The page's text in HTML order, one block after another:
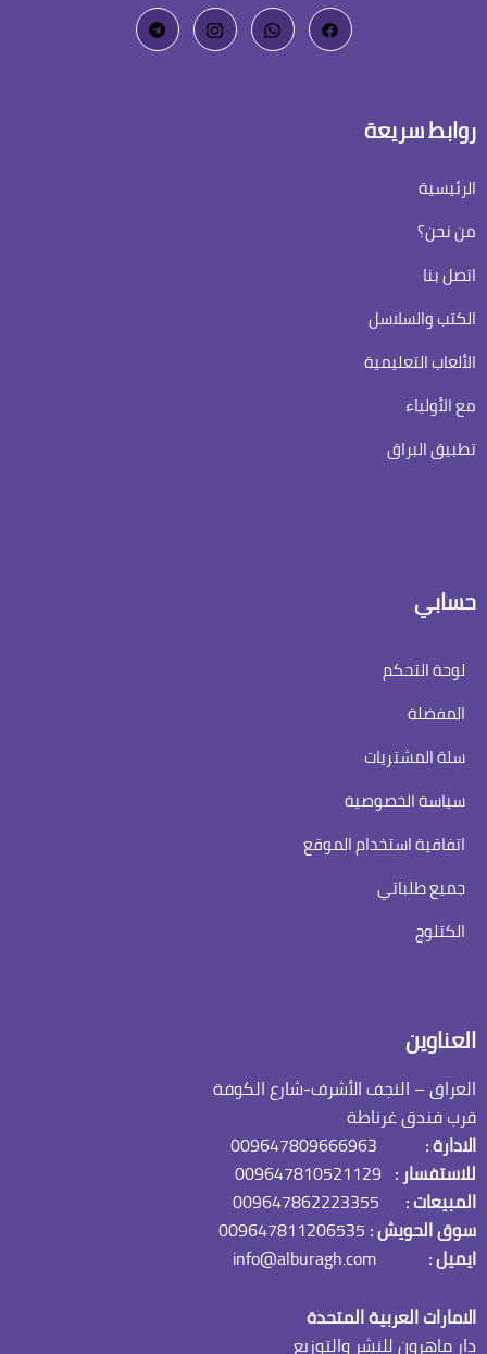
روابط سريعة
الرئيسية
من نحن؟
اتصل بنا
الكتب والسلاسل
الألعاب التعليمية
مع الأولياء
تطبیق البراق
حسابي
لوحة التحكم
المفضلة
سلة المشتريات
سياسة الخصوصية
اتفاقية استخدام الموقع
جميع طلباتي
الكتلوج
العناوين
العراق – النجف الأشرف-شارع الكوفة
قرب فندق غرناطة
الادارة : 009647809666963
للاستفسار : 009647810521129
المبيعات :
سوق الحويش :
ايميل :
الامارات العربية المتحدة
دار ماهرون للنشر والتوزيع